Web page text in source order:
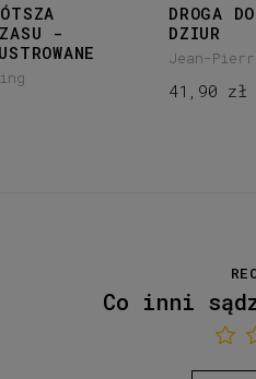
-
DROGA
DZIUR
Jean-
41,90 zł
Co inni